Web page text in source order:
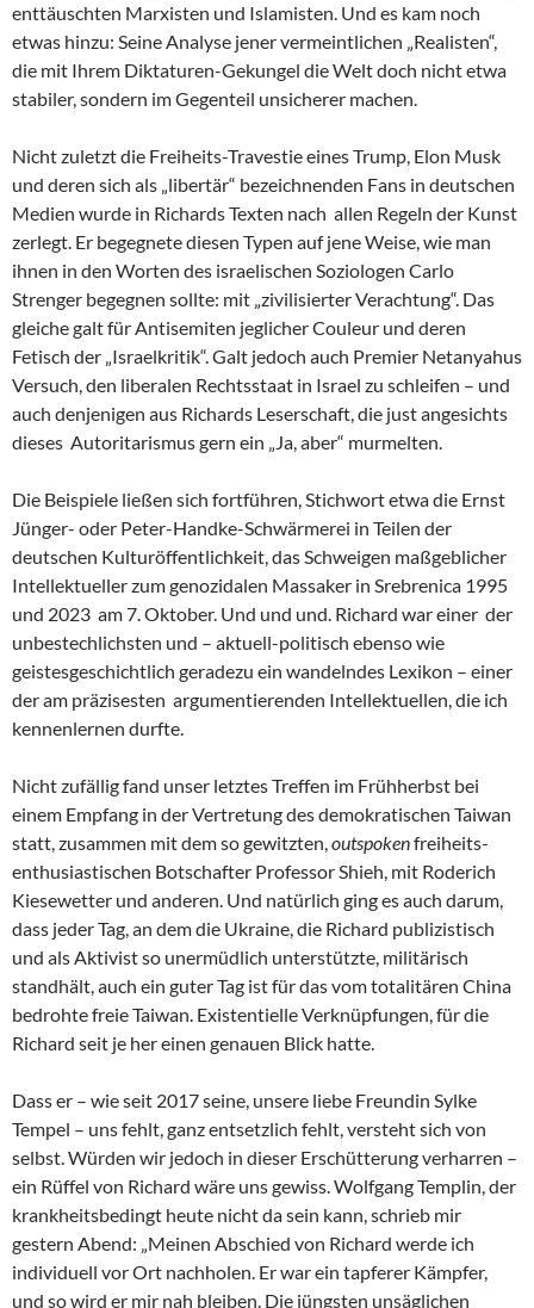
enttäuschten Marxisten und Islamisten. Und es kam noch
etwas hinzu: Seine Analyse jener vermeintlichen „Realisten“,
die mit Ihrem Diktaturen-Gekungel die Welt doch nicht etwa
stabiler, sondern im Gegenteil unsicherer machen.
Nicht zuletzt die Freiheits-Travestie eines Trump, Elon Musk
und deren sich als „libertär“ bezeichnenden Fans in deutschen
Medien wurde in Richards Texten nach allen Regeln der Kunst
zerlegt. Er begegnete diesen Typen auf jene Weise, wie man
ihnen in den Worten des israelischen Soziologen Carlo
Strenger begegnen sollte: mit „zivilisierter Verachtung“. Das
gleiche galt für Antisemiten jeglicher Couleur und deren
Fetisch der „Israelkritik“. Galt jedoch auch Premier Netanyahus
Versuch, den liberalen Rechtsstaat in Israel zu schleifen – und
auch denjenigen aus Richards Leserschaft, die just angesichts
dieses Autoritarismus gern ein „Ja, aber“ murmelten.
Die Beispiele ließen sich fortführen, Stichwort etwa die Ernst
Jünger- oder Peter-Handke-Schwärmerei in Teilen der
deutschen Kulturöffentlichkeit, das Schweigen maßgeblicher
Intellektueller zum genozidalen Massaker in Srebrenica 1995
und 2023 am 7. Oktober. Und und und. Richard war einer der
unbestechlichsten und – aktuell-politisch ebenso wie
geistesgeschichtlich geradezu ein wandelndes Lexikon – einer
der am präzisesten argumentierenden Intellektuellen, die ich
kennenlernen durfte.
Nicht zufällig fand unser letztes Treffen im Frühherbst bei
einem Empfang in der Vertretung des demokratischen Taiwan
statt, zusammen mit dem so gewitzten,outspokenfreiheits-
enthusiastischen Botschafter Professor Shieh, mit Roderich
Kiesewetter und anderen. Und natürlich ging es auch darum,
dass jeder Tag, an dem die Ukraine, die Richard publizistisch
und als Aktivist so unermüdlich unterstützte, militärisch
standhält, auch ein guter Tag ist für das vom totalitären China
bedrohte freie Taiwan. Existentielle Verknüpfungen, für die
Richard seit je her einen genauen Blick hatte.
Dass er – wie seit 2017 seine, unsere liebe Freundin Sylke
Tempel – uns fehlt, ganz entsetzlich fehlt, versteht sich von
selbst. Würden wir jedoch in dieser Erschütterung verharren –
ein Rüffel von Richard wäre uns gewiss. Wolfgang Templin, der
krankheitsbedingt heute nicht da sein kann, schrieb mir
gestern Abend: „Meinen Abschied von Richard werde ich
individuell vor Ort nachholen. Er war ein tapferer Kämpfer,
und so wird er mir nah bleiben. Die jüngsten unsäglichen